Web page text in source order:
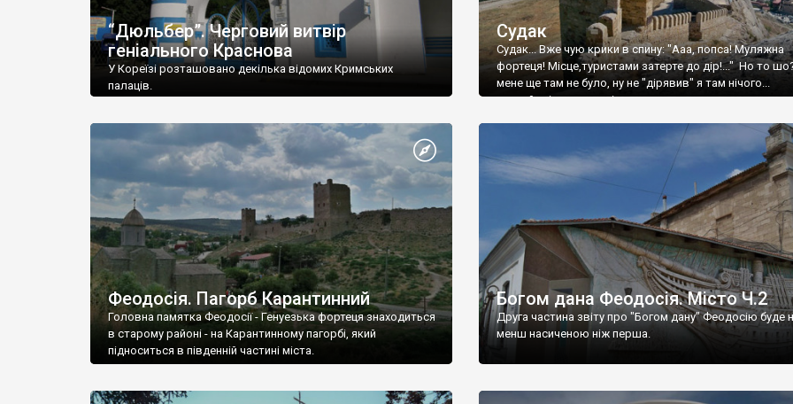
“Дюльбер”. Черговий витвір
геніального Краснова
У Кореїзі розташовано декілька відомих Кримських
палаців.
Судак
Судак... Вже чую крики в спину: "Ааа, попса! Муляжна
фортеця! Місце,туристами затерте до дір!..." Но то
мене ще там не було, ну не "дірявив" я там нічого...
принаймні до цього літа.
Феодосія. Пагорб Карантинний
Головна памятка Феодосії - Генуезька фортеця знаходиться
в старому районі - на Карантинному пагорбі, який
підноситься в південній частині міста.
Богом дана Феодосія. Місто Ч.2
Друга частина звіту про "Богом дану" Феодосію буде
менш насиченою ніж перша.